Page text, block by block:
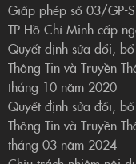
Giấp phép số 03/GP-
TP Hồ Chí Minh cấp
Quyết định sửa đổi,
Thông Tin và Truyền
tháng 10 năm 2020
Quyết định sửa đổi,
Thông Tin và Truyền
tháng 03 năm 2024